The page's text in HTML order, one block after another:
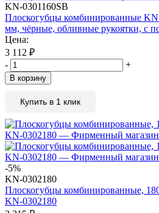
KN-0301160SB
Плоскогубцы комбинированные
мм, чёрные, обливные рукоятки, с
Цена:
3 112 ₽
-
+
В корзину
Купить в 1 клик
-5%
KN-0302180
Плоскогубцы комбинированные,
KN-0302180